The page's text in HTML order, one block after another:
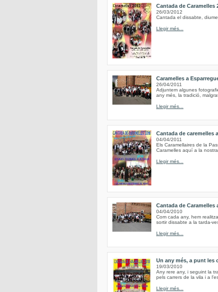
Cantada de Caramelles
26/03/2012
Cantada el dissabte,
Llegir més...
Caramelles a
26/04/2011
Adjuntem algunes
any més, la tradició,
Llegir més...
Cantada de caremelles
04/04/2011
Els Caramellaires de la
Caramelles aquí a la
Llegir més...
Cantada de Caramelles
04/04/2010
Com cada any, hem
sortir dissabte a la tarda-
Llegir més...
Un any més, a punt les
19/03/2010
Any rere any, i seguint la
pels carrers de la vila i a
Llegir més...